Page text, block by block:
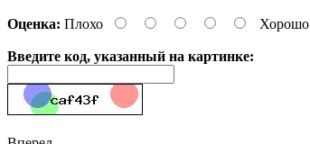
Оценка: Плохо Хорошо
Введите код, указанный на картинке: